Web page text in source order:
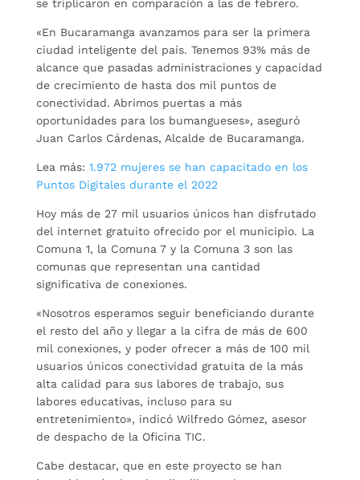
se triplicaron en comparación a las de febrero.
«En Bucaramanga avanzamos para ser la primera
ciudad inteligente del país. Tenemos 93% más de
alcance que pasadas administraciones y capacidad
de crecimiento de hasta dos mil puntos de
conectividad. Abrimos puertas a más
oportunidades para los bumangueses», aseguró
Juan Carlos Cárdenas, Alcalde de Bucaramanga.
Lea más: 1.972 mujeres se han capacitado en los
Puntos Digitales durante el 2022
Hoy más de 27 mil usuarios únicos han disfrutado
del internet gratuito ofrecido por el municipio. La
Comuna 1, la Comuna 7 y la Comuna 3 son las
comunas que representan una cantidad
significativa de conexiones.
«Nosotros esperamos seguir beneficiando durante
el resto del año y llegar a la cifra de más de 600
mil conexiones, y poder ofrecer a más de 100 mil
usuarios únicos conectividad gratuita de la más
alta calidad para sus labores de trabajo, sus
labores educativas, incluso para su
entretenimiento», indicó Wilfredo Gómez, asesor
de despacho de la Oficina TIC.
Cabe destacar, que en este proyecto se han